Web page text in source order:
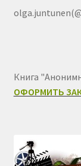
Книга
ОФОРМИТЬ